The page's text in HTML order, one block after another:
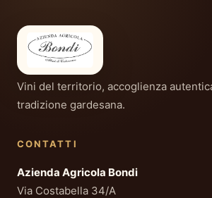
Vini del territorio, accoglienza
tradizione gardesana.
CONTATTI
Azienda Agricola Bondi
Via Costabella 34/A